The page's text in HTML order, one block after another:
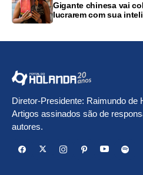
Gigante chinesa vai
lucrarem com sua
Diretor-Presidente: Raimundo de
Artigos assinados são de
autores.